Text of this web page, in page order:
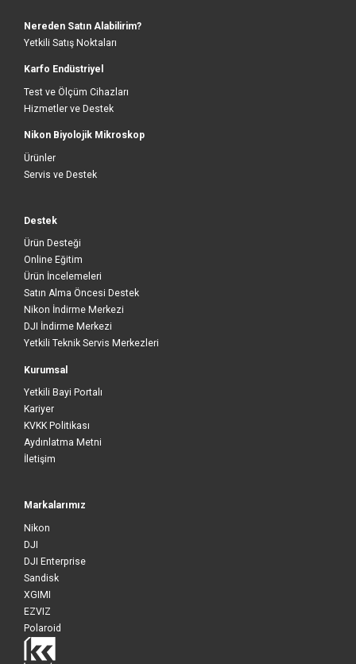
Nereden Satın Alabilirim?
Yetkili Satış Noktaları
Karfo Endüstriyel
Test ve Ölçüm Cihazları
Hizmetler ve Destek
Nikon Biyolojik Mikroskop
Ürünler
Servis ve Destek
Destek
Ürün Desteği
Online Eğitim
Ürün İncelemeleri
Satın Alma Öncesi Destek
Nikon İndirme Merkezi
DJI İndirme Merkezi
Yetkili Teknik Servis Merkezleri
Kurumsal
Yetkili Bayi Portalı
Kariyer
KVKK Politikası
Aydınlatma Metni
İletişim
Markalarımız
Nikon
DJI
DJI Enterprise
Sandisk
XGIMI
EZVIZ
Polaroid